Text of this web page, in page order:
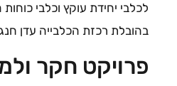
לכלבי יחידת עוקץ וכלבי
בהובלת רכזת הכלבייה עדן
פרויקט חקר